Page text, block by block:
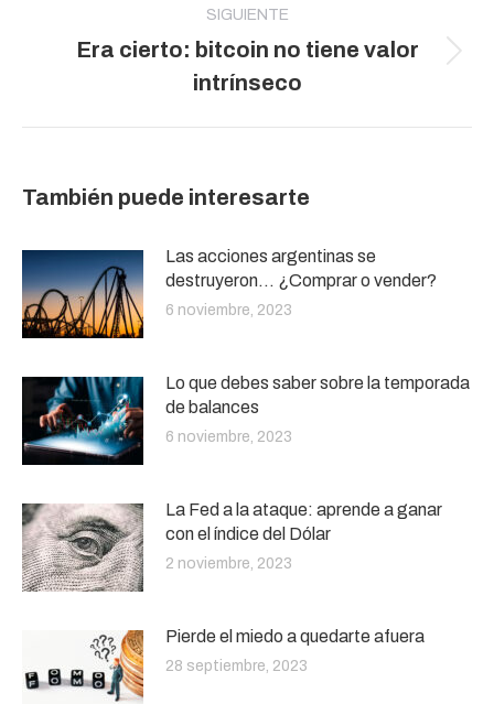
SIGUIENTE
Publicación
siguiente:
Era cierto: bitcoin no tiene valor
intrínseco
También puede interesarte
Las acciones argentinas se
destruyeron… ¿Comprar o vender?
6 noviembre, 2023
Lo que debes saber sobre la temporada
de balances
6 noviembre, 2023
La Fed a la ataque: aprende a ganar
con el índice del Dólar
2 noviembre, 2023
Pierde el miedo a quedarte afuera
28 septiembre, 2023